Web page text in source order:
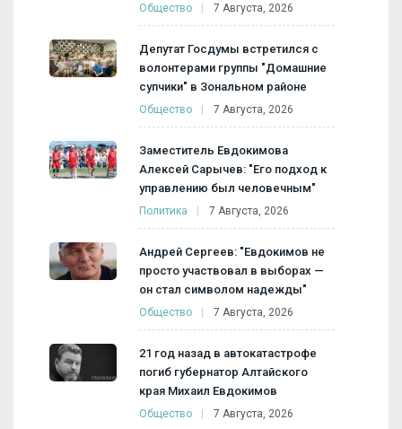
Общество 7 Августа, 2026
Депутат Госдумы встретился с
волонтерами группы "Домашние
супчики" в Зональном районе
Общество 7 Августа, 2026
Заместитель Евдокимова
Алексей Сарычев: "Его подход к
управлению был человечным"
Политика 7 Августа, 2026
Андрей Сергеев: "Евдокимов не
просто участвовал в выборах —
он стал символом надежды"
Общество 7 Августа, 2026
21 год назад в автокатастрофе
погиб губернатор Алтайского
края Михаил Евдокимов
Общество 7 Августа, 2026